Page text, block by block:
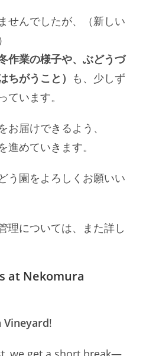
せんでしたが、（新しい
作業の様子や、ぶどうづ
ちがうこと） も、少しず
ています。
お届けできるよう、
進めていきます。
う園をよろしくお願いい
理については、また詳し
at Nekomura
Vineyard!